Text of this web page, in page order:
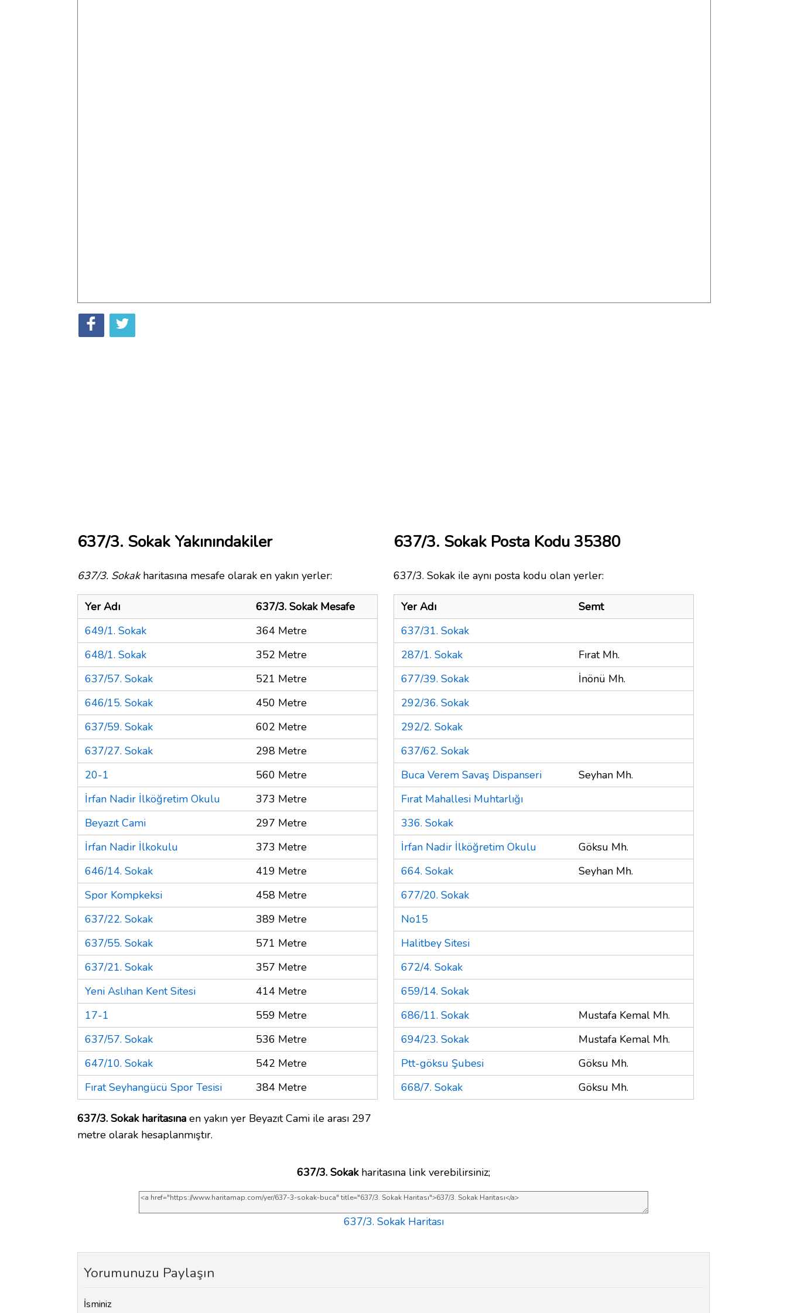
637/3. Sokak Yakınındakiler
637/3. Sokakharitasına mesafe olarak en yakın yerler:
Yer Adı
637/3. Sokak Mesafe
649/1. Sokak
364 Metre
648/1. Sokak
352 Metre
637/57. Sokak
521 Metre
646/15. Sokak
450 Metre
637/59. Sokak
602 Metre
637/27. Sokak
298 Metre
20-1
560 Metre
İrfan Nadir İlköğretim Okulu
373 Metre
Beyazıt Cami
297 Metre
İrfan Nadir İlkokulu
373 Metre
646/14. Sokak
419 Metre
Spor Kompkeksi
458 Metre
637/22. Sokak
389 Metre
637/55. Sokak
571 Metre
637/21. Sokak
357 Metre
Yeni Aslıhan Kent Sitesi
414 Metre
17-1
559 Metre
637/57. Sokak
536 Metre
647/10. Sokak
542 Metre
Fırat Seyhangücü Spor Tesisi
384 Metre
637/3. Sokak haritasına en yakın yer Beyazıt Cami ile arası 297
metre olarak hesaplanmıştır.
637/3. Sokak Posta Kodu 35380
637/3. Sokak ile aynı posta kodu olan yerler:
Yer Adı
Semt
637/31. Sokak
287/1. Sokak
Fırat Mh.
677/39. Sokak
İnönü Mh.
292/36. Sokak
292/2. Sokak
637/62. Sokak
Buca Verem Savaş Dispanseri
Seyhan Mh.
Fırat Mahallesi Muhtarlığı
336. Sokak
İrfan Nadir İlköğretim Okulu
Göksu Mh.
664. Sokak
Seyhan Mh.
677/20. Sokak
No15
Halitbey Sitesi
672/4. Sokak
659/14. Sokak
686/11. Sokak
Mustafa Kemal Mh.
694/23. Sokak
Mustafa Kemal Mh.
Ptt-göksu Şubesi
Göksu Mh.
668/7. Sokak
Göksu Mh.
637/3. Sokakharitasına link verebilirsiniz;
637/3. Sokak Haritası
Yorumunuzu Paylaşın
İsminiz